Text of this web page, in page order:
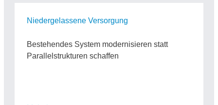
Niedergelassene Versorgung
Bestehendes System modernisieren statt
Parallelstrukturen schaffen